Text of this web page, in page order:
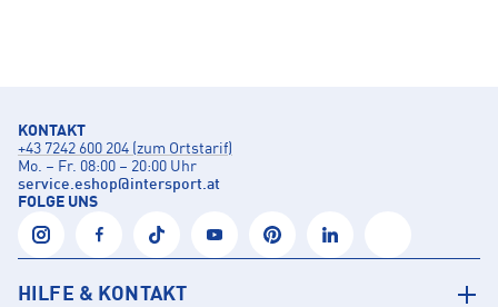
KONTAKT
+43 7242 600 204 (zum Ortstarif)
Mo. – Fr. 08:00 – 20:00 Uhr
service.eshop@intersport.at
FOLGE UNS
HILFE & KONTAKT